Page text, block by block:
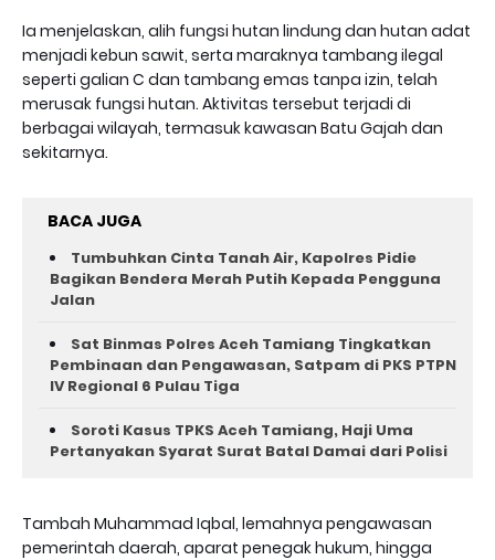
Ia menjelaskan, alih fungsi hutan lindung dan hutan adat
menjadi kebun sawit, serta maraknya tambang ilegal
seperti galian C dan tambang emas tanpa izin, telah
merusak fungsi hutan. Aktivitas tersebut terjadi di
berbagai wilayah, termasuk kawasan Batu Gajah dan
sekitarnya.
BACA JUGA
Tumbuhkan Cinta Tanah Air, Kapolres Pidie
Bagikan Bendera Merah Putih Kepada Pengguna
Jalan ‎
Sat Binmas Polres Aceh Tamiang Tingkatkan
Pembinaan dan Pengawasan, Satpam di PKS PTPN
IV Regional 6 Pulau Tiga
Soroti Kasus TPKS Aceh Tamiang, Haji Uma
Pertanyakan Syarat Surat Batal Damai dari Polisi
Tambah Muhammad Iqbal, lemahnya pengawasan
pemerintah daerah, aparat penegak hukum, hingga